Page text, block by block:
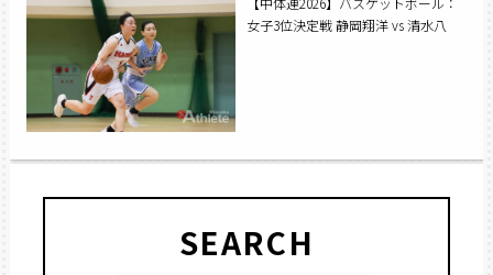
女子3位決定戦 静岡翔洋 vs 清水八
SEARCH